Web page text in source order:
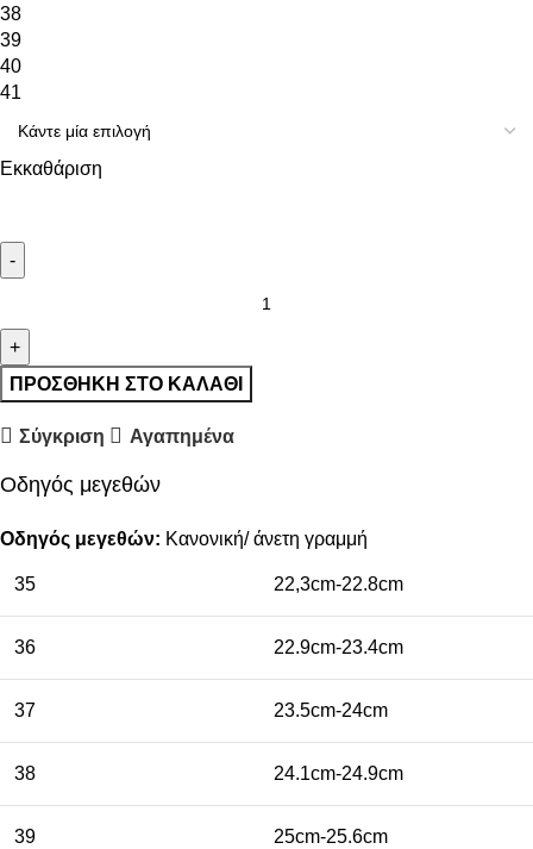
38
39
40
41
Εκκαθάριση
ΠΡΟΣΘΉΚΗ ΣΤΟ ΚΑΛΆΘΙ
Σύγκριση Αγαπημένα
Οδηγός μεγεθών
Οδηγός μεγεθών: Κανονική/ άνετη γραμμή
35 22,3cm-22.8cm
36 22.9cm-23.4cm
37 23.5cm-24cm
38 24.1cm-24.9cm
39 25cm-25.6cm